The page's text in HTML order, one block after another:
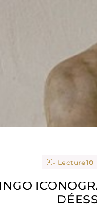
- Lecture10